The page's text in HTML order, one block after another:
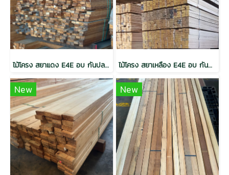
ไม้โครง สยาแดง E4E อบ กันปลวก H3.2 เกรดเนเชอรัล ไม้โครง สยาเหลือง E4E อบ กันปลวก H3.2 เกรดเนเชอรัล
New New